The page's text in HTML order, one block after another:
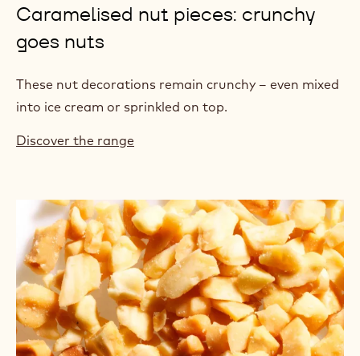
Caramelised nut pieces: crunchy
goes nuts
These nut decorations remain crunchy – even mixed
into ice cream or sprinkled on top.
Discover the range